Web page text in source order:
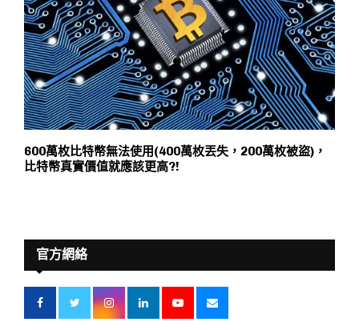
600萬枚比特幣無法使用(400萬枚丟失，200萬枚被盜)，
比特幣真實價值就應該更高?!
官方網絡